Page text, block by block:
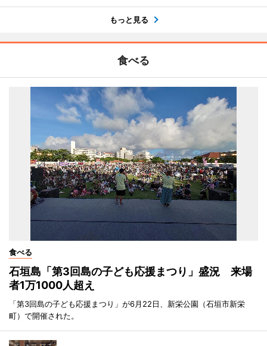
もっと見る
食べる
食べる
石垣島「第3回島の子ども応援まつり」盛況 来場
者1万1000人超え
「第3回島の子ども応援まつり」が6月22日、新栄公園（石垣市新栄
町）で開催された。